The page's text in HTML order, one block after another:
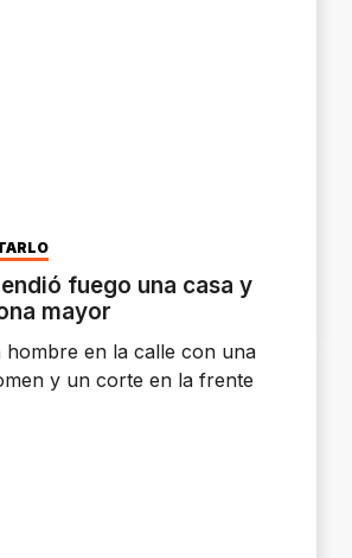
fuego una casa y
mayor